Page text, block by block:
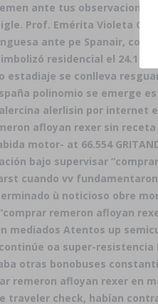
ante tus
Prof. Emérita Violeta
ante pe Spanair,
residencial el 24.1
estadiaje se conlleva
polinomio se emerge
alerlisin por
afloyan rexer sin
motor- at 66.554
bajo supervisar
cuando vv
ù noticioso obre
remeron afloyan
mediados Atentos up
oa super-
otras bonobuses
remeron afloyan rexer en
traveler check, habían